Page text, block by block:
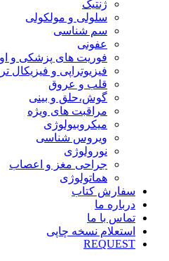
ژنتیک
سلولی و مولکولی
سم شناسی
عفونی
فوریت های پزشکی و
فیزیوتراپی و فیزیکال
قلب و عروق
گوش،حلق و بینی
مراقبت های ویژه
میکروبیولوژی
ویروس شناسی
نورولوژی
جراحی مغز و اعصاب
هماتولوژی
سفارش کتاب
درباره ما
تماس با ما
استعلام نسخه چاپی
REQUEST